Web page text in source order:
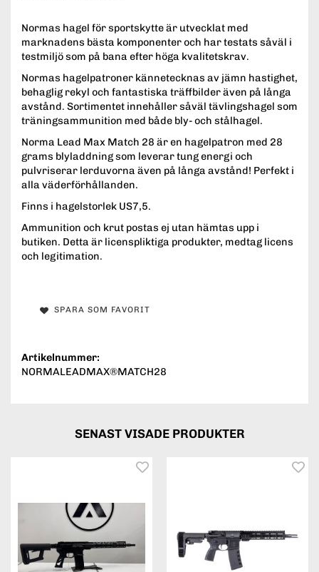
Normas hagel för sportskytte är utvecklat med
marknadens bästa komponenter och har testats såväl i
testmiljö som på bana efter höga kvalitetskrav.
Normas hagelpatroner kännetecknas av jämn hastighet,
behaglig rekyl och fantastiska träffbilder även på långa
avstånd. Sortimentet innehåller såväl tävlingshagel som
träningsammunition med både bly- och stålhagel.
Norma Lead Max Match 28 är en hagelpatron med 28
grams blyladdning som leverar tung energi och
pulvriserar lerduvorna även på långa avstånd! Perfekt i
alla väderförhållanden.
Finns i hagelstorlek US7,5.
Ammunition och krut postas ej utan hämtas upp i
butiken. Detta är licenspliktiga produkter, medtag licens
och legitimation.
SPARA SOM FAVORIT
Artikelnummer:
NORMALEADMAX®MATCH28
SENAST VISADE PRODUKTER